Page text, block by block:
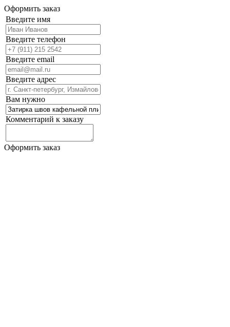
Оформить заказ
Введите имя
Введите телефон
Введите email
Введите адрес
Вам нужно
Комментарий к заказу
Оформить заказ